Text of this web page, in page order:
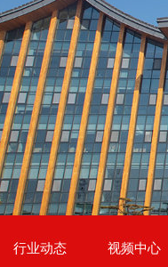
行业动态 视频中心